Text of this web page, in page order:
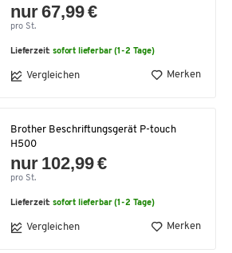
nur 67,99 €
pro St.
Lieferzeit:sofort lieferbar (1-2 Tage)
Vergleichen Merken
Brother Beschriftungsgerät P-touch
H500
nur 102,99 €
pro St.
Lieferzeit:sofort lieferbar (1-2 Tage)
Vergleichen Merken